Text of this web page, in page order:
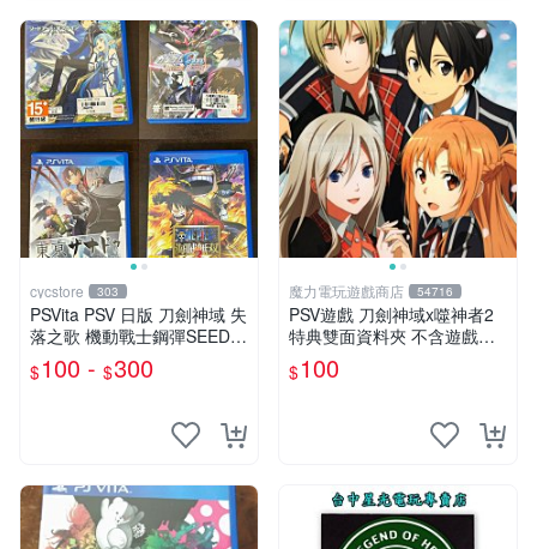
cycstore 303
PSVita PSV 日版 刀劍神域 失
落之歌 機動戰士鋼彈SEED
東京幻都 海賊無雙3 經典熱
血動作 RPG
$100 - $300
魔力電玩遊戲商店 54716
PSV遊戲 刀劍神域x噬神者2
特典雙面資料夾 不含遊戲光
碟【板橋魔力】
$100